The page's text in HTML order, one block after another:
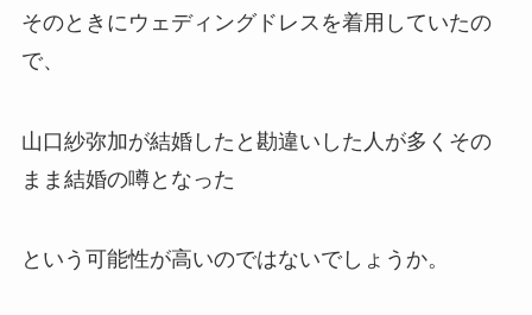
そのときにウェディングドレスを着用していたの
で、
山口紗弥加が結婚したと勘違いした人が多くその
まま結婚の噂となった
という可能性が高いのではないでしょうか。